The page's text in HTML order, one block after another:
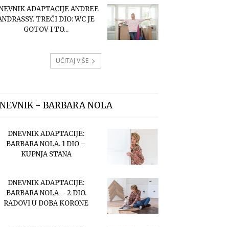
ADAPTACIJE ANDREE
TREĆI DIO: WC JE
GOTOV I TO...
UČITAJ VIŠE
- BARBARA NOLA
DNEVNIK ADAPTACIJE:
BARBARA NOLA. 1 DIO –
KUPNJA STANA
DNEVNIK ADAPTACIJE:
BARBARA NOLA – 2 DIO.
RADOVI U DOBA KORONE